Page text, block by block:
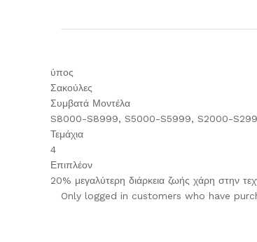
ύπος
Σακούλες
Συμβατά Μοντέλα
S8000-S8999, S5000-S5999, S2000-
Τεμάχια
4
Επιπλέον
20% μεγαλύτερη διάρκεια ζωής χάρη στην
Only logged in customers who have